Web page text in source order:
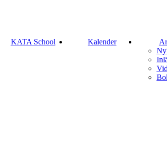
KATA School Kalender